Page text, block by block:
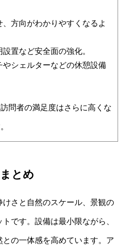
方向がわかりやすくなるよ
置など安全面の強化。
やシェルターなどの休憩設備
問者の満足度はさらに高くな
まとめ
さと自然のスケール、景観の
です。設備は最小限ながら、
の一体感を高めています。ア